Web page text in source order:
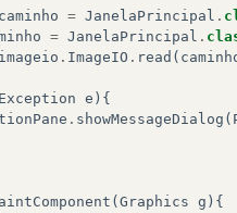
caminho = JanelaPrincipal .
= JanelaPrincipal .
imageio . ImageIO . read (
Exception e ){
. showMessageDialog (
( Graphics g ){